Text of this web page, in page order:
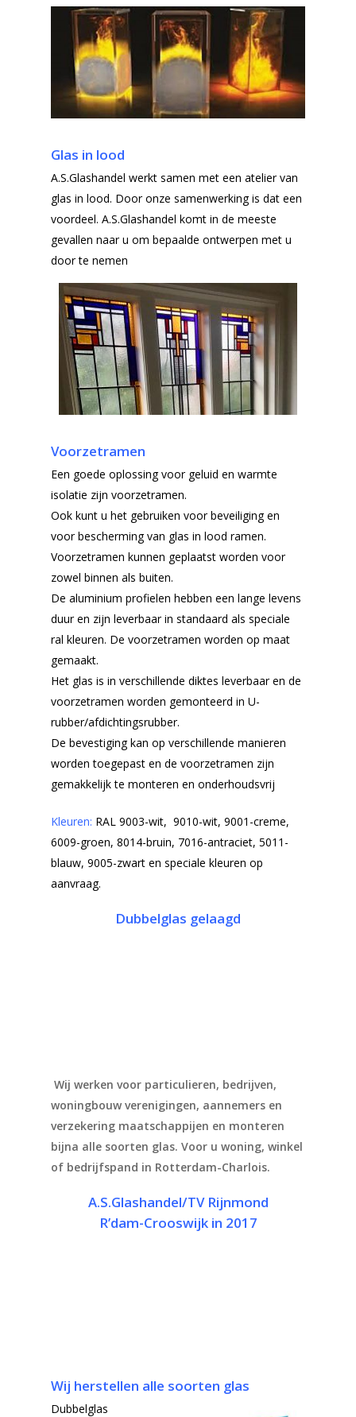
Glas in lood
A.S.Glashandel werkt samen met een atelier van
glas in lood. Door onze samenwerking is dat een
voordeel. A.S.Glashandel komt in de meeste
gevallen naar u om bepaalde ontwerpen met u
door te nemen
Voorzetramen
Een goede oplossing voor geluid en warmte
isolatie zijn voorzetramen.
Ook kunt u het gebruiken voor beveiliging en
voor bescherming van glas in lood ramen.
Voorzetramen kunnen geplaatst worden voor
zowel binnen als buiten.
De aluminium profielen hebben een lange levens
duur en zijn leverbaar in standaard als speciale
ral kleuren. De voorzetramen worden op maat
gemaakt.
Het glas is in verschillende diktes leverbaar en de
voorzetramen worden gemonteerd in U-
rubber/afdichtingsrubber.
De bevestiging kan op verschillende manieren
worden toegepast en de voorzetramen zijn
gemakkelijk te monteren en onderhoudsvrij
Kleuren: RAL 9003-wit, 9010-wit, 9001-creme,
6009-groen, 8014-bruin, 7016-antraciet, 5011-
blauw, 9005-zwart en speciale kleuren op
aanvraag.
Dubbelglas gelaagd
Wij werken voor particulieren, bedrijven,
woningbouw verenigingen, aannemers en
verzekering maatschappijen en monteren
bijna alle soorten glas. Voor u woning, winkel
of bedrijfspand in Rotterdam-Charlois.
A.S.Glashandel/TV Rijnmond
R’dam-Crooswijk in 2017
Wij herstellen alle soorten glas
Dubbelglas
Ventilatieroosters
Gelaagd glas
Gehard glas
Enkelglas
Subsidie glas
Projecten
Algemene